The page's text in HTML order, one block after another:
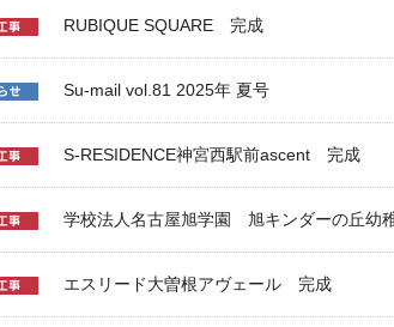
RUBIQUE SQUARE 完成
Su-mail vol.81 2025年 夏号
S-RESIDENCE神宮西駅前ascent 完成
学校法人名古屋旭学園 旭キンダーの丘
エスリード大曽根アヴェール 完成